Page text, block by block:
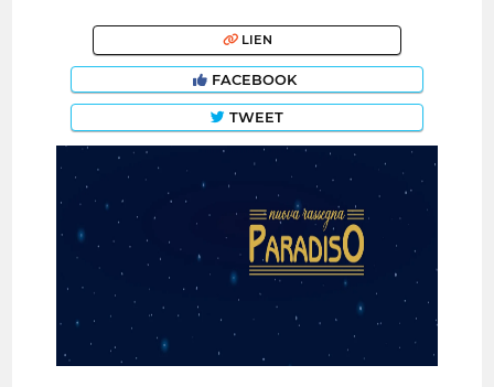
LIEN
FACEBOOK
TWEET